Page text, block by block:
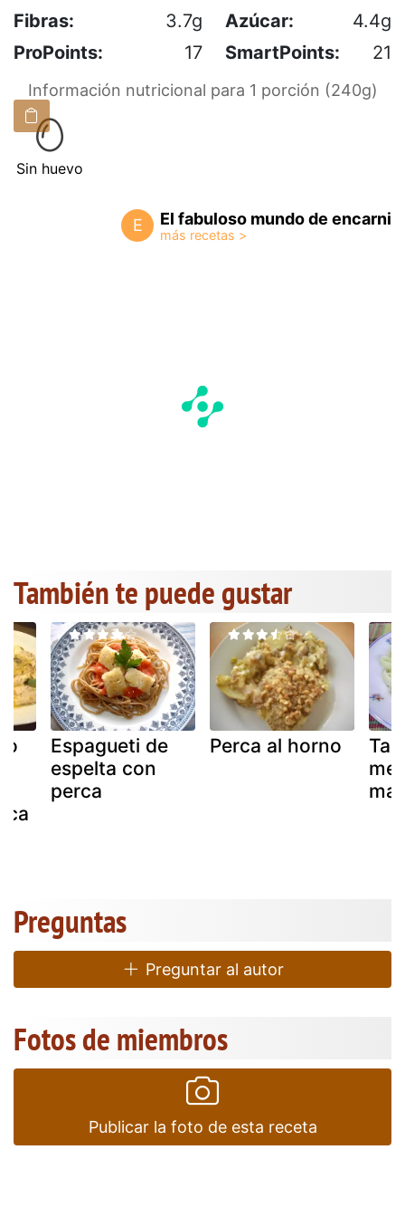
Fibras:
3.7g Azúcar:
4.4g
ProPoints:
17 SmartPoints: 21
Información nutricional para 1 porción (240g)
Sin huevo
E El fabuloso mundo de encarni
También te puede gustar
Espagueti de
espelta con
perca
Perca al horno
Preguntas
Preguntar al autor
Fotos de miembros
Publicar la foto de esta receta